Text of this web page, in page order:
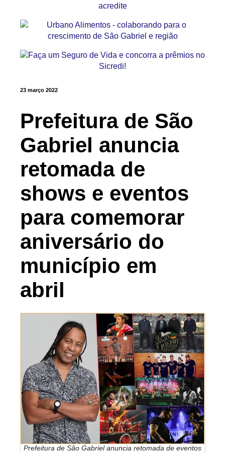
23 março 2022
Prefeitura de São
Gabriel anuncia
retomada de
shows e eventos
para comemorar
aniversário do
município em
abril
Prefeitura de São Gabriel anuncia retomada de eventos